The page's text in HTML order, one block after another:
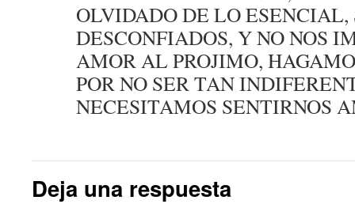
OLVIDADO DE LO ESENCIAL,
DESCONFIADOS, Y NO NOS
AMOR AL PROJIMO,
POR NO SER TAN
NECESITAMOS SENTIRNOS
Deja una respuesta